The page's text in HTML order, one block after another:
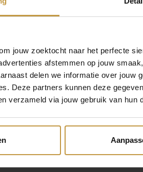
jouw zoektocht naar het perfecte
afstemmen op jouw
delen we informatie over jouw
Deze partners kunnen deze
verzameld via jouw gebruik van hun
box.
en snel bij JuweliersWebshop.nl.
Danish Design Dames horloges.
– GRATIS verzending in Nederland !